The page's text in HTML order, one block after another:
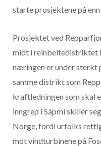
starte prosjektene på
Prosjektet ved
midt i reinbeitedistriktet
næringen er under sterkt
samme distrikt som
kraftledningen som skal
inngrep i Sápmi skiller
Norge, fordi urfolks
mot vindturbinene på